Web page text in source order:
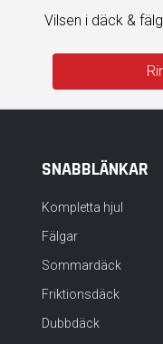
Vilsen i däck &
SNABBLÄNKAR
Kompletta hjul
Fälgar
Sommardäck
Friktionsdäck
Dubbdäck